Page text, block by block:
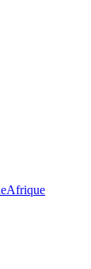
Afrique